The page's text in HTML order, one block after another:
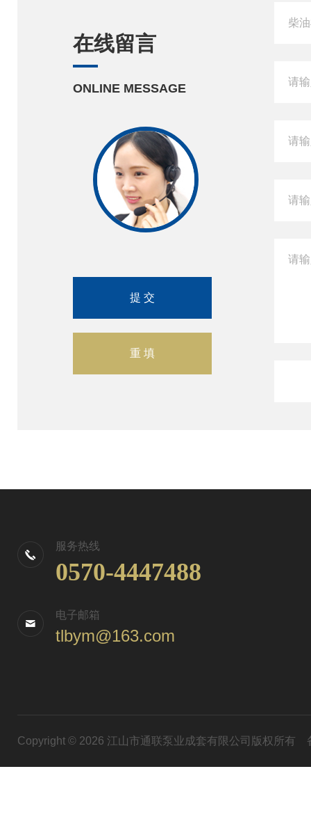
在线留言
ONLINE MESSAGE
服务热线
0570-4447488
电子邮箱
tlbym@163.com
Copyright © 2026 江山市通联泵业成套有限公司版权所有